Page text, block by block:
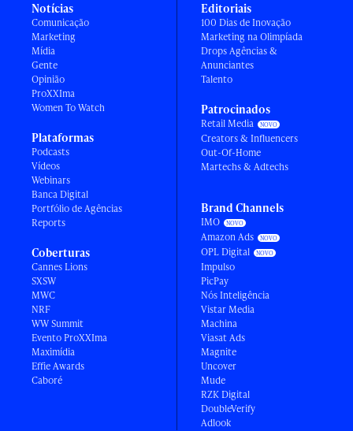
Notícias
Comunicação
Marketing
Mídia
Gente
Opinião
ProXXIma
Women To Watch
Plataformas
Podcasts
Vídeos
Webinars
Banca Digital
Portfólio de Agências
Reports
Coberturas
Cannes Lions
SXSW
MWC
NRF
WW Summit
Evento ProXXIma
Maximídia
Effie Awards
Caboré
Editoriais
100 Dias de Inovação
Marketing na Olimpíada
Drops Agências &
Anunciantes
Talento
Patrocinados
Retail Media
Creators & Influencers
Out-Of-Home
Martechs & Adtechs
Brand Channels
IMO
Amazon Ads
OPL Digital
Impulso
PicPay
Nós Inteligência
Vistar Media
Machina
Viasat Ads
Magnite
Uncover
Mude
RZK Digital
DoubleVerify
Adlook